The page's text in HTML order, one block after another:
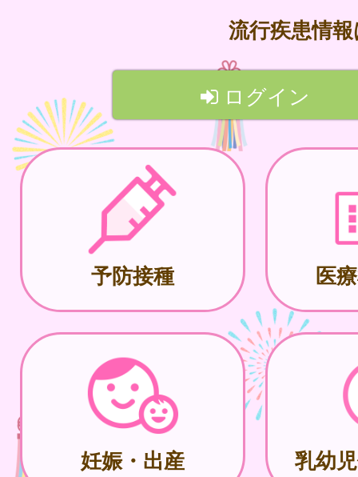
流行疾患情
ログイン
予防接種 医
妊娠・出産 乳幼